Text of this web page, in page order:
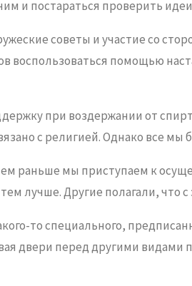
и постараться проверить
советы и участие со
воспользоваться помощью
при воздержании от
с религией. Однако все
раньше мы приступаем к
лучше. Другие полагали,
то специального,
двери перед другими видами